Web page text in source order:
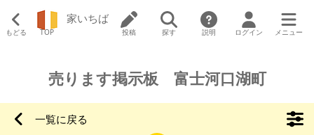
もどる TOP
家いちば
投稿 探す 説明 ログイン メニュー
売ります掲示板 富士河口湖町
一覧に戻る